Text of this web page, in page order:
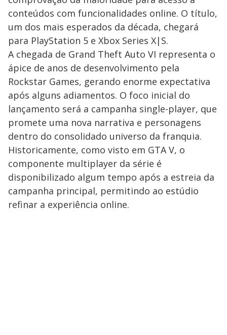
conteúdos com funcionalidades online. O título,
um dos mais esperados da década, chegará
para PlayStation 5 e Xbox Series X|S.
A chegada de Grand Theft Auto VI representa o
ápice de anos de desenvolvimento pela
Rockstar Games, gerando enorme expectativa
após alguns adiamentos. O foco inicial do
lançamento será a campanha single-player, que
promete uma nova narrativa e personagens
dentro do consolidado universo da franquia.
Historicamente, como visto em GTA V, o
componente multiplayer da série é
disponibilizado algum tempo após a estreia da
campanha principal, permitindo ao estúdio
refinar a experiência online.